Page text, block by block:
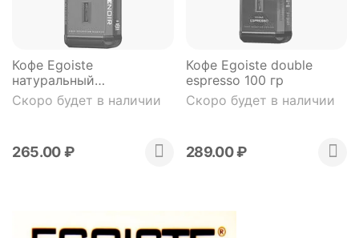
Кофе Egoiste
натуральный
растворимый
сублимированный 100 гр
Скоро будет в наличии
265.00₽
Кофе Egoiste double
espresso 100 гр
Скоро будет в наличии
289.00₽